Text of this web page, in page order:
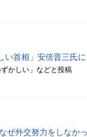
い首相」安倍晋三氏
かしい」などと投稿
ぜ外交努力をしなかっ